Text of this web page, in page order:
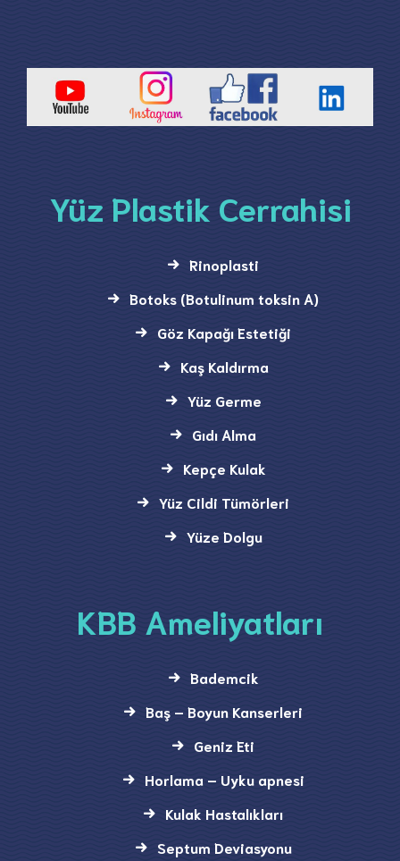
Yüz Plastik Cerrahisi
Rinoplasti
Botoks (Botulinum toksin A)
Göz Kapağı Estetiği
Kaş Kaldırma
Yüz Germe
Gıdı Alma
Kepçe Kulak
Yüz Cildi Tümörleri
Yüze Dolgu
KBB Ameliyatları
Bademcik
Baş – Boyun Kanserleri
Geniz Eti
Horlama – Uyku apnesi
Kulak Hastalıkları
Septum Deviasyonu